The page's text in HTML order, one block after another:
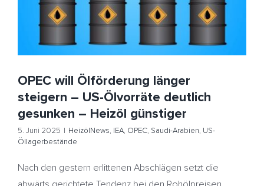
HeizölNews IEA OPEC Saudi-Arabien
US-
Öllagerbestände
OPEC will Ölförderung länger
steigern – US-Ölvorräte deutlich
gesunken – Heizöl günstiger
5. Juni 2025 | HeizölNews, IEA, OPEC, Saudi-Arabien, US-
Öllagerbestände
Nach den gestern erlittenen Abschlägen setzt die